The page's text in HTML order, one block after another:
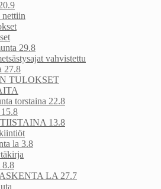
nettiin
29.8
vahvistettu
27.8
TULOKSET
torstaina 22.8
13.8
la 3.8
LA 27.7